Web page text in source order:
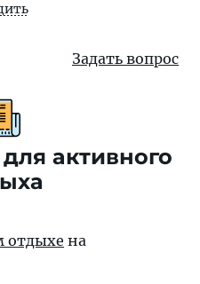
Задать вопрос
активного
отдыхе на